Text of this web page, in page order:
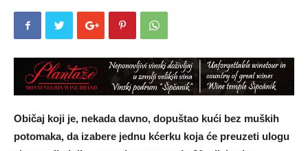
Običaj koji je, nekada davno, dopuštao kući bez muških
potomaka, da izabere jednu kćerku koja će preuzeti ulogu